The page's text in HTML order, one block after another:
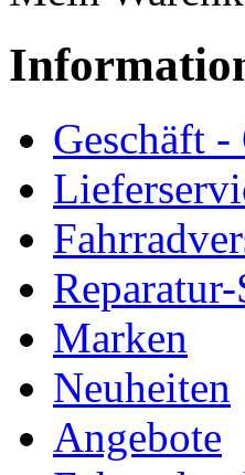
Geschäft
Marken
Neuheiten
Angebote